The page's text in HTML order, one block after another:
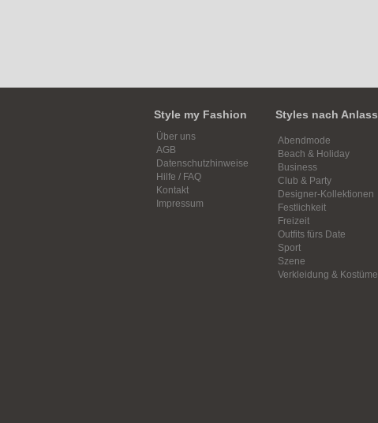
Style my Fashion
Über uns
AGB
Datenschutzhinweise
Hilfe / FAQ
Kontakt
Impressum
Styles nach Anlass
Abendmode
Beach & Holiday
Business
Club & Party
Designer-Kollektionen
Festlichkeit
Freizeit
Outfits fürs Date
Sport
Szene
Verkleidung & Kostüme